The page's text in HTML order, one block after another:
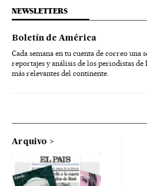
NEWSLETTERS
Boletín de América
Cada semana en tu cuenta de correo una
reportajes y análisis de los periodistas
más relevantes del continente.
Arquivo